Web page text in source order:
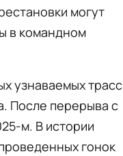
могут
в командном
узнаваемых трасс
После перерыва с
м. В истории
гонок